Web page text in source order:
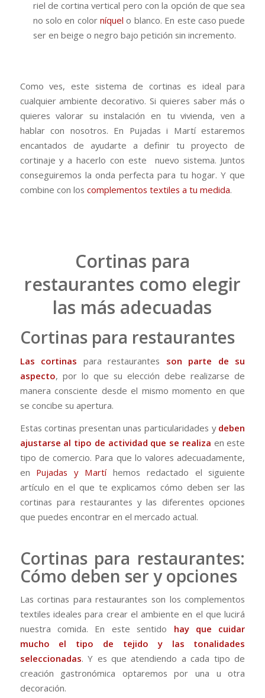
riel de cortina vertical pero con la opción de que sea
no solo en colorníquel o blanco. En este caso puede
ser en beige o negro bajo petición sin incremento.
Como ves, este sistema de cortinas es ideal para
cualquier ambiente decorativo. Si quieres saber más o
quieres valorar su instalación en tu vivienda, ven a
hablar con nosotros. En Pujadas i Martí estaremos
encantados de ayudarte a definir tu proyecto de
cortinaje y a hacerlo con este nuevo sistema. Juntos
conseguiremos la onda perfecta para tu hogar. Y que
combine con los complementos textiles a tu medida.
Cortinas para
restaurantes como elegir
las más adecuadas
Cortinas para restaurantes
Las cortinas para restaurantes son parte de su
aspecto, por lo que su elección debe realizarse de
manera consciente desde el mismo momento en que
se concibe su apertura.
Estas cortinas presentan unas particularidades y deben
ajustarse al tipo de actividad que se realiza en este
tipo de comercio. Para que lo valores adecuadamente,
en Pujadas y Martíhemos redactado el siguiente
artículo en el que te explicamos cómo deben ser las
cortinas para restaurantes y las diferentes opciones
que puedes encontrar en el mercado actual.
Cortinas para restaurantes:
Cómo deben ser y opciones
Las cortinas para restaurantes son los complementos
textiles ideales para crear el ambiente en el que lucirá
nuestra comida. En este sentido hay que cuidar
mucho el tipo de tejido
y las tonalidades
seleccionadas. Y es que atendiendo a cada tipo de
creación gastronómica optaremos por una u otra
decoración.